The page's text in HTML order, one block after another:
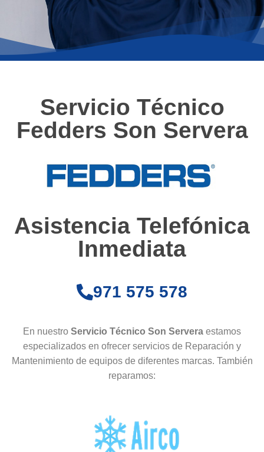
Servicio Técnico
Fedders Son Servera
Asistencia Telefónica
Inmediata
971 575 578
En nuestro Servicio Técnico Son Servera estamos
especializados en ofrecer servicios de Reparación y
Mantenimiento de equipos de diferentes marcas. También
reparamos: